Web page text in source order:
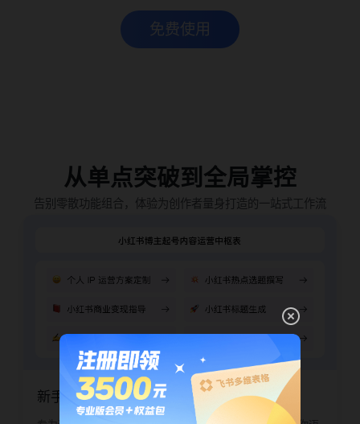
免费使用
从单点突破到全局掌控
告别零散功能组合，体验为创作者量身打造的一站式工作流
新手起号陪跑